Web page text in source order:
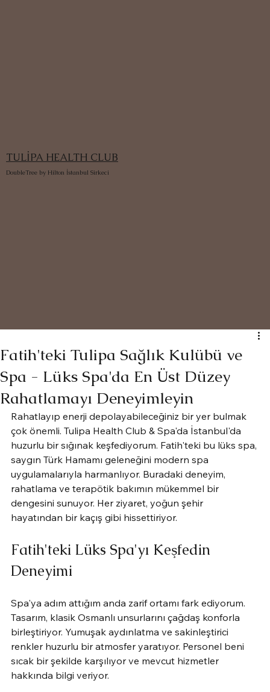
TULİPA HEALTH CLUB
DoubleTree by Hilton İstanbul Sirkeci
Fatih'teki Tulipa Sağlık Kulübü ve
Spa - Lüks Spa'da En Üst Düzey
Rahatlamayı Deneyimleyin
Rahatlayıp enerji depolayabileceğiniz bir yer bulmak
çok önemli. Tulipa Health Club & Spa'da İstanbul'da
huzurlu bir sığınak keşfediyorum. Fatih'teki bu lüks spa,
saygın Türk Hamamı geleneğini modern spa
uygulamalarıyla harmanlıyor. Buradaki deneyim,
rahatlama ve terapötik bakımın mükemmel bir
dengesini sunuyor. Her ziyaret, yoğun şehir
hayatından bir kaçış gibi hissettiriyor.
Fatih'teki Lüks Spa'yı Keşfedin
Deneyimi
Spa'ya adım attığım anda zarif ortamı fark ediyorum.
Tasarım, klasik Osmanlı unsurlarını çağdaş konforla
birleştiriyor. Yumuşak aydınlatma ve sakinleştirici
renkler huzurlu bir atmosfer yaratıyor. Personel beni
sıcak bir şekilde karşılıyor ve mevcut hizmetler
hakkında bilgi veriyor.